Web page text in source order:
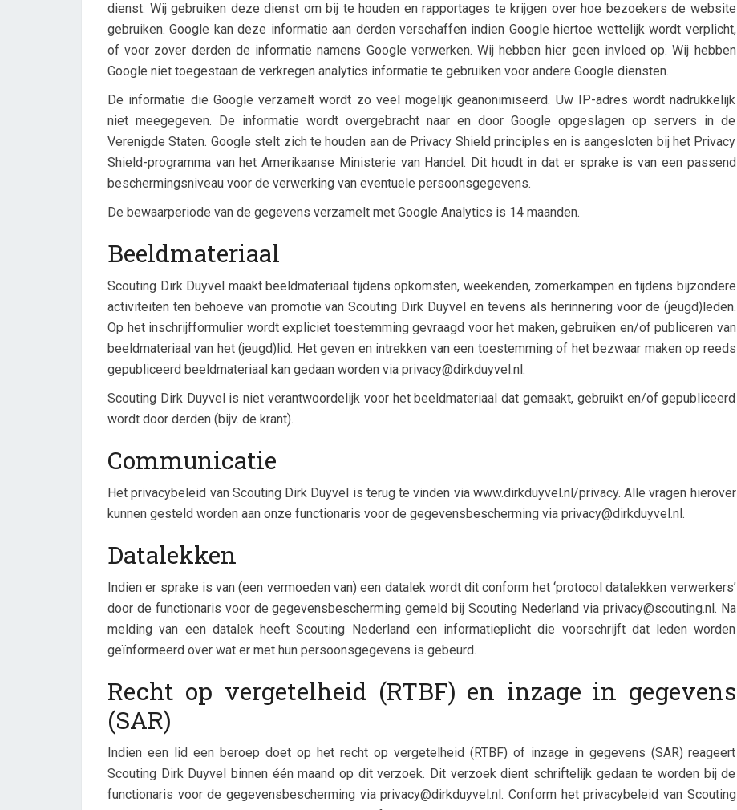
dienst. Wij gebruiken deze dienst om bij te houden en rapportages te krijgen over hoe bezoekers de website
gebruiken. Google kan deze informatie aan derden verschaffen indien Google hiertoe wettelijk wordt verplicht,
of voor zover derden de informatie namens Google verwerken. Wij hebben hier geen invloed op. Wij hebben
Google niet toegestaan de verkregen analytics informatie te gebruiken voor andere Google diensten.
De informatie die Google verzamelt wordt zo veel mogelijk geanonimiseerd. Uw IP-adres wordt nadrukkelijk
niet meegegeven. De informatie wordt overgebracht naar en door Google opgeslagen op servers in de
Verenigde Staten. Google stelt zich te houden aan de Privacy Shield principles en is aangesloten bij het Privacy
Shield-programma van het Amerikaanse Ministerie van Handel. Dit houdt in dat er sprake is van een passend
beschermingsniveau voor de verwerking van eventuele persoonsgegevens.
De bewaarperiode van de gegevens verzamelt met Google Analytics is 14 maanden.
Beeldmateriaal
Scouting Dirk Duyvel maakt beeldmateriaal tijdens opkomsten, weekenden, zomerkampen en tijdens bijzondere
activiteiten ten behoeve van promotie van Scouting Dirk Duyvel en tevens als herinnering voor de (jeugd)leden.
Op het inschrijfformulier wordt expliciet toestemming gevraagd voor het maken, gebruiken en/of publiceren van
beeldmateriaal van het (jeugd)lid. Het geven en intrekken van een toestemming of het bezwaar maken op reeds
gepubliceerd beeldmateriaal kan gedaan worden via privacy@dirkduyvel.nl.
Scouting Dirk Duyvel is niet verantwoordelijk voor het beeldmateriaal dat gemaakt, gebruikt en/of gepubliceerd
wordt door derden (bijv. de krant).
Communicatie
Het privacybeleid van Scouting Dirk Duyvel is terug te vinden via www.dirkduyvel.nl/privacy. Alle vragen hierover
kunnen gesteld worden aan onze functionaris voor de gegevensbescherming via privacy@dirkduyvel.nl.
Datalekken
Indien er sprake is van (een vermoeden van) een datalek wordt dit conform het ‘protocol datalekken verwerkers’
door de functionaris voor de gegevensbescherming gemeld bij Scouting Nederland via privacy@scouting.nl. Na
melding van een datalek heeft Scouting Nederland een informatieplicht die voorschrijft dat leden worden
geïnformeerd over wat er met hun persoonsgegevens is gebeurd.
Recht op vergetelheid (RTBF) en inzage in gegevens
(SAR)
Indien een lid een beroep doet op het recht op vergetelheid (RTBF) of inzage in gegevens (SAR) reageert
Scouting Dirk Duyvel binnen één maand op dit verzoek. Dit verzoek dient schriftelijk gedaan te worden bij de
functionaris voor de gegevensbescherming via privacy@dirkduyvel.nl. Conform het privacybeleid van Scouting